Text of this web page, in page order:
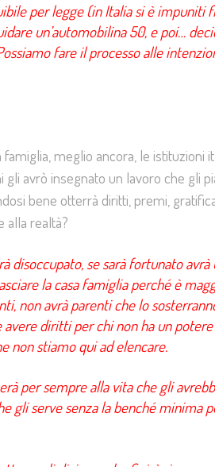
per legge (in Italia si è impuniti
un’automobilina 50, e poi…
fare il processo alle
meglio ancora, le istituzioni
gli avrò insegnato un lavoro che gli
bene otterrà diritti, premi,
alla realtà?
disoccupato, se sarà fortunato
la casa famiglia perché è
non avrà parenti che lo
diritti per chi non ha un
non stiamo qui ad elencare.
per sempre alla vita che gli
serve senza la benché minima